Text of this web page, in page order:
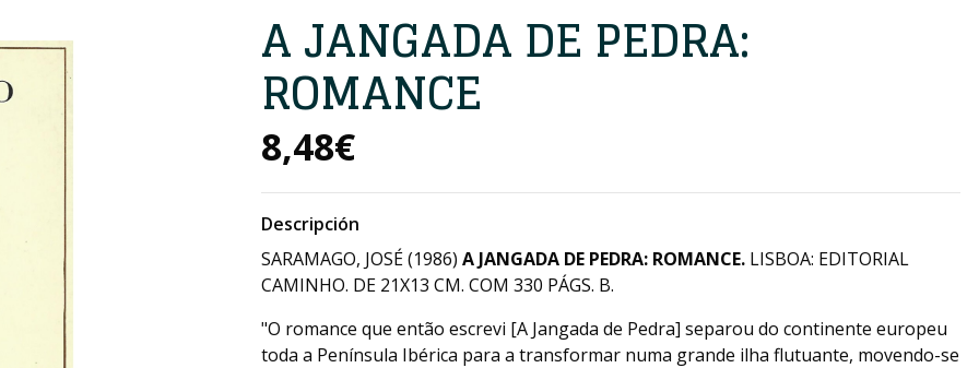
A JANGADA DE PEDRA:
ROMANCE
8,48€
Descripción
SARAMAGO, JOSÉ (1986) A JANGADA DE PEDRA: ROMANCE. LISBOA: EDITORIAL
CAMINHO. DE 21X13 CM. COM 330 PÁGS. B.
"O romance que então escrevi [A Jangada de Pedra] separou do continente europeu
toda a Península Ibérica para a transformar numa grande ilha flutuante, movendo-se